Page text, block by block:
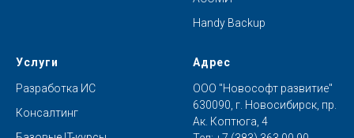
Handy Backup
Услуги
Разработка ИС
Консалтинг
Адрес
ООО "Новософт развитие"
630090, г. Новосибирск, пр.
Ак. Коптюга, 4